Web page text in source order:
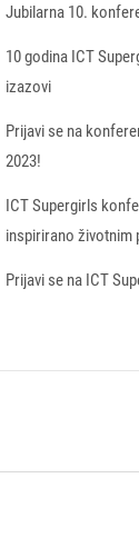
Jubilarna 10.
10 godina ICT
izazovi
Prijavi se na
2023!
ICT Supergirls
inspirirano životnim
Prijavi se na ICT